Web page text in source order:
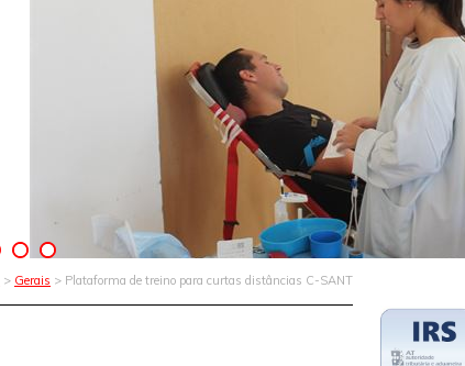
> Gerais > Plataforma de treino para curtas distâncias C-SANT